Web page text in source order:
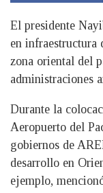
El presidente
en infraestructura
zona oriental del
administraciones
Durante la
Aeropuerto del
gobiernos de
desarrollo en
ejemplo,